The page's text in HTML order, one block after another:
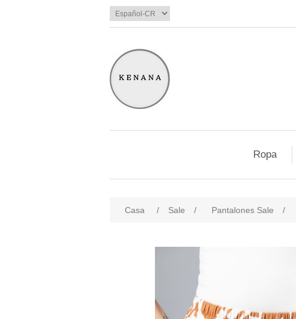
Ropa
Casa / Sale / Pantalones Sale /